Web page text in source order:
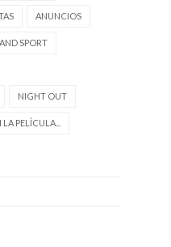
ANUNCIOS
SPORT
NIGHT OUT
PELÍCULA...